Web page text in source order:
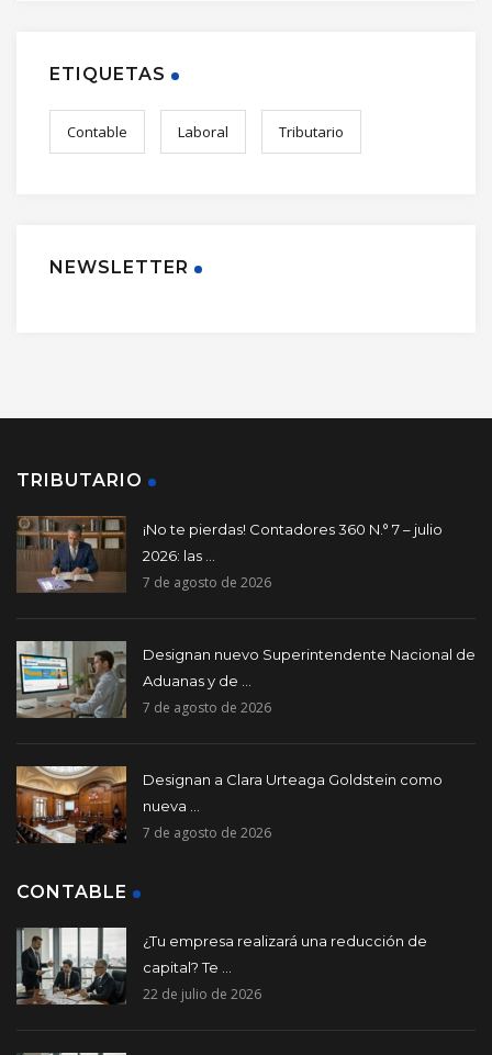
ETIQUETAS
Contable Laboral Tributario
NEWSLETTER
TRIBUTARIO
¡No te pierdas! Contadores 360 N.° 7 – julio
2026: las ...
7 de agosto de 2026
Designan nuevo Superintendente Nacional de
Aduanas y de ...
7 de agosto de 2026
Designan a Clara Urteaga Goldstein como
nueva ...
7 de agosto de 2026
CONTABLE
¿Tu empresa realizará una reducción de
capital? Te ...
22 de julio de 2026